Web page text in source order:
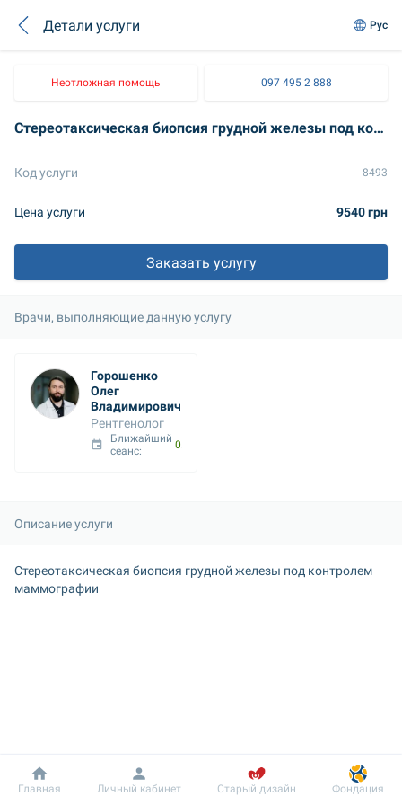
Детали услуги Рус
Неотложная помощь 097 495 2 888
Стереотаксическая биопсия грудной железы под контролем маммографии
Код услуги 8493
Цена услуги 9540 грн
Заказать услугу
Врачи, выполняющие данную услугу
Горошенко
Олег
Владимирович
Рентгенолог
Ближайший
сеанс:
Описание услуги
Стереотаксическая биопсия грудной железы под контролем
маммографии
Добробут Информация Пациенту
Главная Личный кабинет Старый дизайн Фондация